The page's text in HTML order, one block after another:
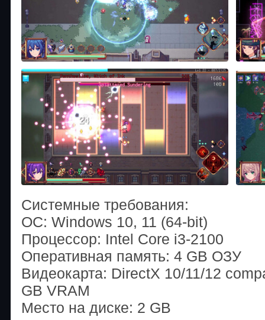
Системные требования:
ОС: Windows 10, 11 (64-bit)
Процессор: Intel Core i3-2100
Оперативная память: 4 GB ОЗУ
Видеокарта: DirectX 10/11/12
GB VRAM
Место на диске: 2 GB